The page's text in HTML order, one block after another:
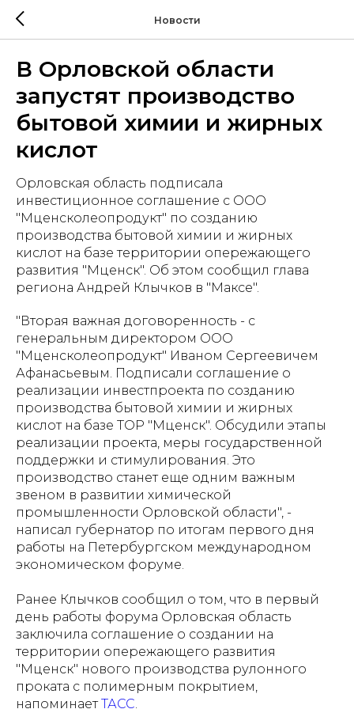
Новости
В Орловской области
запустят производство
бытовой химии и жирных
кислот
Орловская область подписала
инвестиционное соглашение с ООО
"Мценсколеопродукт" по созданию
производства бытовой химии и жирных
кислот на базе территории опережающего
развития "Мценск". Об этом сообщил глава
региона Андрей Клычков в "Максе".
"Вторая важная договоренность - с
генеральным директором ООО
"Мценсколеопродукт" Иваном Сергеевичем
Афанасьевым. Подписали соглашение о
реализации инвестпроекта по созданию
производства бытовой химии и жирных
кислот на базе ТОР "Мценск". Обсудили этапы
реализации проекта, меры государственной
поддержки и стимулирования. Это
производство станет еще одним важным
звеном в развитии химической
промышленности Орловской области", -
написал губернатор по итогам первого дня
работы на Петербургском международном
экономическом форуме.
Ранее Клычков сообщил о том, что в первый
день работы форума Орловская область
заключила соглашение о создании на
территории опережающего развития
"Мценск" нового производства рулонного
проката с полимерным покрытием,
напоминаетТАСС.